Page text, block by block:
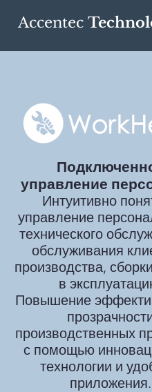
Accentec
управление
Интуитивно
управление
технического
обслуживания
производства,
в
Повышение
производственных
с помощью
технологии и
приложения.